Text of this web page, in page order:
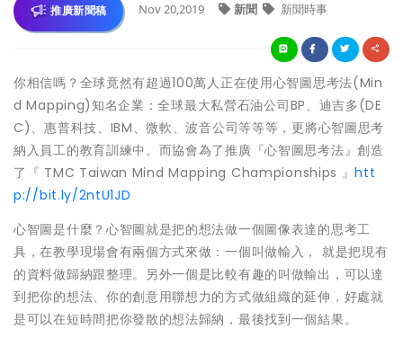
推廣新聞稿 Nov 20,2019 新聞 新聞時事
你相信嗎？全球竟然有超過100萬人正在使用心智圖思考法(Min
d Mapping)知名企業：全球最大私營石油公司BP、迪吉多(DE
C)、惠普科技、IBM、微軟、波音公司等等等，更將心智圖思考
納入員工的教育訓練中。而協會為了推廣『心智圖思考法』創造
了『 TMC Taiwan Mind Mapping Championships 』htt
p://bit.ly/2ntU1JD
心智圖是什麼？心智圖就是把的想法做一個圖像表達的思考工
具，在教學現場會有兩個方式來做：一個叫做輸入， 就是把現有
的資料做歸納跟整理。另外一個是比較有趣的叫做輸出，可以達
到把你的想法、你的創意用聯想力的方式做組織的延伸，好處就
是可以在短時間把你發散的想法歸納，最後找到一個結果。